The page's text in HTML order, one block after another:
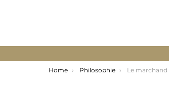
You are here:
Home Philosophie Le marchand et le perroquet : il conversait